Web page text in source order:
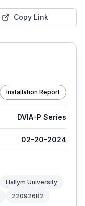
Copy Link
Installation Report
DVIA-P Series
02-20-2024
Hallym University
220926R2